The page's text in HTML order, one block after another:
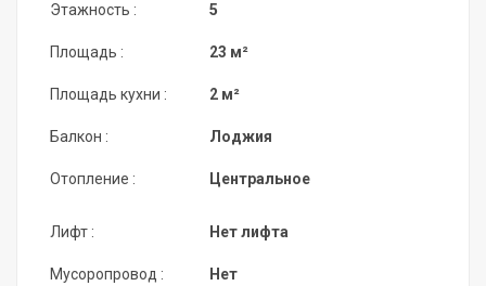
Этажность :
Площадь :
Площадь кухни :
Балкон :
Отопление :
5
23 м²
2 м²
Лоджия
Центральное
Лифт :
Мусоропровод :
Нет лифта
Нет